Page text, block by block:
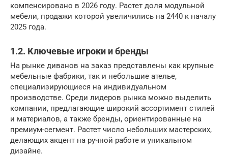
компенсировано в 2026 году. Растет доля модульной
мебели, продажи которой увеличились на 2440 к началу
2025 года.
1.2. Ключевые игроки и бренды
На рынке диванов на заказ представлены как крупные
мебельные фабрики, так и небольшие ателье,
специализирующиеся на индивидуальном
производстве. Среди лидеров рынка можно выделить
компании, предлагающие широкий ассортимент стилей
и материалов, а также бренды, ориентированные на
премиум-сегмент. Растет число небольших мастерских,
делающих акцент на ручной работе и уникальном
дизайне.